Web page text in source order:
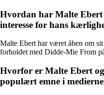
Hvordan har Malte Ebert
interesse for hans
Malte Ebert har været åben om
forholdet med Didde-Mie From
Hvorfor er Malte Ebert
populært emne i